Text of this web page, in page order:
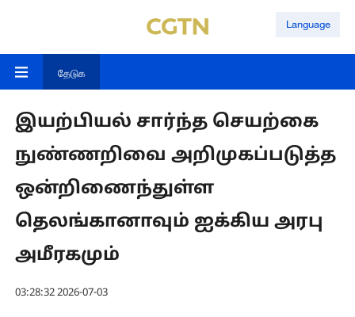
Language
தேடுக
இயற்பியல் சார்ந்த செயற்கை
நுண்ணறிவை அறிமுகப்படுத்த
ஒன்றிணைந்துள்ள
தெலங்கானாவும் ஐக்கிய அரபு
அமீரகமும்
03:28:32 2026-07-03